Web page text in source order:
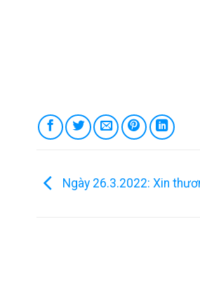
Ngày 26.3.2022: Xin